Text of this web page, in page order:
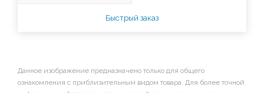
Быстрый заказ
Данное изображение предназначено только для общего
ознакомления с приблизительным видом товара. Для более точной